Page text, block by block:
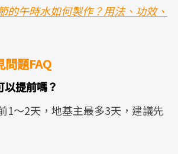
的午時水如何製作？用法、功效、
問題FAQ
提前嗎？
1～2天，地基主最多3天，建議先